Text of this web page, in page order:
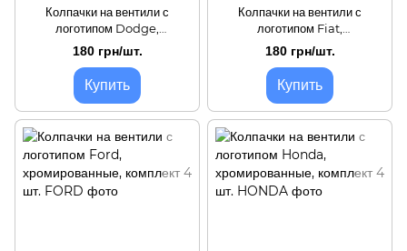
Колпачки на вентили с
логотипом Dodge,
хромированные, комплект 4
шт.
180 грн/шт.
Купить
Колпачки на вентили с
логотипом Fiat,
хромированные, комплект 4
шт.
180 грн/шт.
Купить